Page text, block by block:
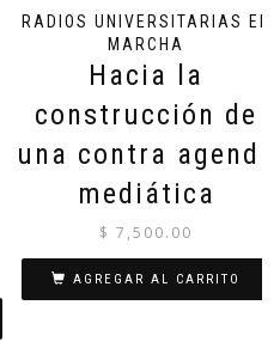
RADIOS UNIVERSITARIAS EN
MARCHA
Hacia la
construcción de
una contra agenda
mediática
$ 7,500.00
AGREGAR AL CARRITO